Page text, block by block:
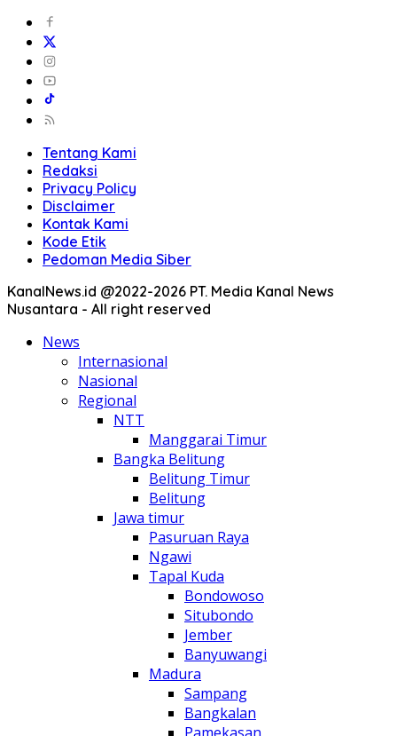
Tentang Kami
Redaksi
Privacy Policy
Disclaimer
Kontak Kami
Kode Etik
Pedoman Media Siber
KanalNews.id @2022-2026 PT. Media Kanal News
Nusantara - All right reserved
News
Internasional
Nasional
Regional
NTT
Manggarai Timur
Bangka Belitung
Belitung Timur
Belitung
Jawa timur
Pasuruan Raya
Ngawi
Tapal Kuda
Bondowoso
Situbondo
Jember
Banyuwangi
Madura
Sampang
Bangkalan